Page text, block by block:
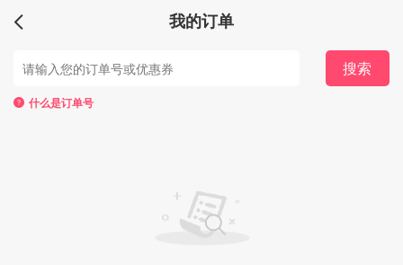
我的订单
搜索
什么是订单号